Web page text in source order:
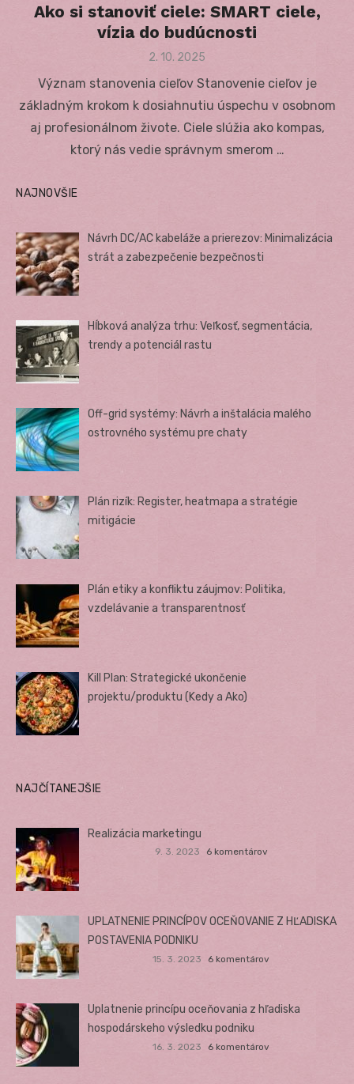
Ako si stanoviť ciele: SMART ciele,
vízia do budúcnosti
Posted
2. 10. 2025
Význam stanovenia cieľov Stanovenie cieľov je
základným krokom k dosiahnutiu úspechu v osobnom
aj profesionálnom živote. Ciele slúžia ako kompas,
ktorý nás vedie správnym smerom …
NAJNOVŠIE
Návrh DC/AC kabeláže a prierezov: Minimalizácia
strát a zabezpečenie bezpečnosti
Hĺbková analýza trhu: Veľkosť, segmentácia,
trendy a potenciál rastu
Off-grid systémy: Návrh a inštalácia malého
ostrovného systému pre chaty
Plán rizík: Register, heatmapa a stratégie
mitigácie
Plán etiky a konfliktu záujmov: Politika,
vzdelávanie a transparentnosť
Kill Plan: Strategické ukončenie
projektu/produktu (Kedy a Ako)
NAJČÍTANEJŠIE
Realizácia marketingu
9. 3. 2023 6 komentárov
UPLATNENIE PRINCÍPOV OCEŇOVANIE Z HĽADISKA
POSTAVENIA PODNIKU
15. 3. 2023 6 komentárov
Uplatnenie princípu oceňovania z hľadiska
hospodárskeho výsledku podniku
16. 3. 2023 6 komentárov